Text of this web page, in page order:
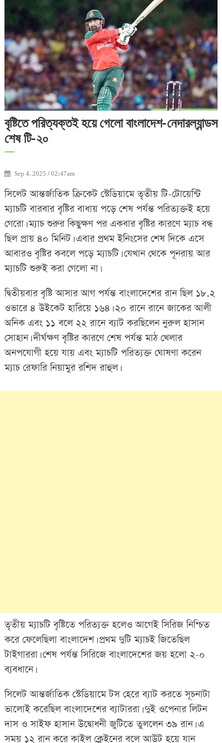
বৃষ্টিতে পরিত্যক্তই হয়ে গেলো বাংলাদেশ-নেদারল্যান্ডস
শেষ টি-২০
Sep 4, 2025 / 02:47am
সিলেট আন্তর্জাতিক ক্রিকেট স্টেডিয়ামে তৃতীয় টি-টোয়েন্টি
ম্যাচটি বারবার বৃষ্টির বাধায় পড়ে শেষ পর্যন্ত পরিত্যক্তই হয়ে
গেরো। ম্যাচ শুরুর কিছুক্ষণ পর একবার বৃষ্টির কারণে ম্যাচ বন্ধ
ছিল প্রায় ৪০ মিনিট। এবার প্রথম ইনিংসের শেষ দিকে এসে
আবারও বৃষ্টির কবলে পড়ে ম্যাচটি। যেখান থেকে পূনরায় আর
ম্যাচটি শুরুই করা গেলো না।
দ্বিতীয়বার বৃষ্টি আসার আগ পর্যন্ত বাংলাদেশের রান ছিল ১৮.২
ওভারে ৪ উইকেট হারিয়ে ১৬৪। ২০ রানে রানে জাকের আলী
অনিক এবং ১১ বলে ২২ রানে ব্যাট করছিলেন নুরুল হাসান
সোহান। দীর্ঘক্ষণ বৃষ্টির কারণে শেষ পর্যন্ত মাঠ খেলার
অনপযোগী হয়ে যায় এবং ম্যাচটি পরিত্যক্ত ঘোষণা করেন
ম্যাচ রেফারি নিয়ামুর রশিদ রাহুল।
তৃতীয় ম্যাচটি বৃষ্টিতে পরিত্যক্ত হলেও আগেই সিরিজ নিশ্চিত
করে ফেলেছিলা বাংলাদেশ। প্রথম দুটি ম্যাচই জিতেছিল
টাইগাররা। শেষ পর্যন্ত সিরিজে বাংলাদেশের জয় হলো ২-০
ব্যবধানে।
সিলেট আন্তর্জাতিক স্টেডিয়ামে টস হেরে ব্যাট করতে সূচনাটা
ভালোই করেছিল বাংলাদেশের ব্যাটাররা। দুই ওপেনার লিটন
দাস ও সাইফ হাসান উদ্বোধনী জুটিতে তুললেন ৩৯ রান। এ
সময় ১২ রান করে কাইল ক্লেইনের বলে আউট হয়ে যান